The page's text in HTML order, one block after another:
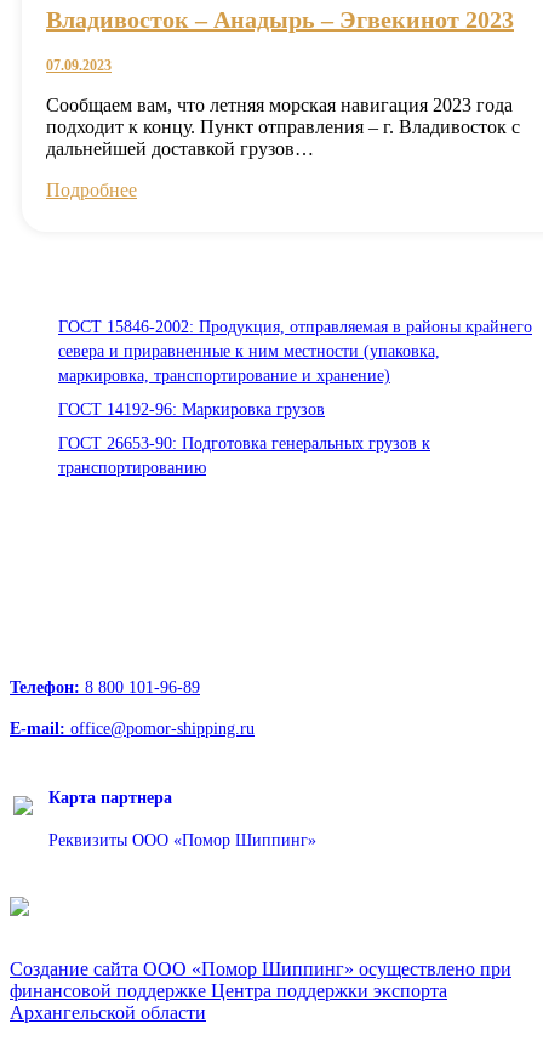
Владивосток – Анадырь – Эгвекинот 2023
07.09.2023
Сообщаем вам, что летняя морская навигация 2023 года
подходит к концу. Пункт отправления – г. Владивосток с
дальнейшей доставкой грузов…
Подробнее
ГОСТ 15846-2002: Продукция, отправляемая в районы крайнего
севера и приравненные к ним местности (упаковка,
маркировка, транспортирование и хранение)
ГОСТ 14192-96: Маркировка грузов
ГОСТ 26653-90: Подготовка генеральных грузов к
транспортированию
Телефон: 8 800 101-96-89
E-mail: office@pomor-shipping.ru
Карта партнера
Реквизиты ООО «Помор Шиппинг»
Создание сайта ООО «Помор Шиппинг» осуществлено при
финансовой поддержке Центра поддержки экспорта
Архангельской области